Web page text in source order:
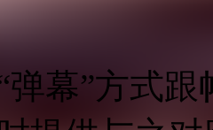
弹幕”方式